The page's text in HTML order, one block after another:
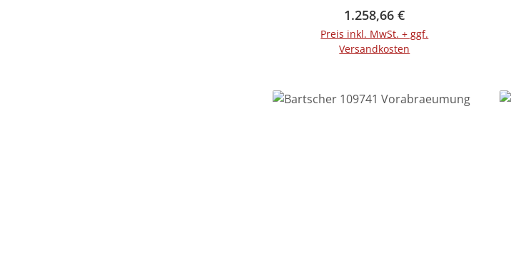
Regulärer Preis:
1.258,66 €
Preis inkl. MwSt. + ggf.
Versandkosten